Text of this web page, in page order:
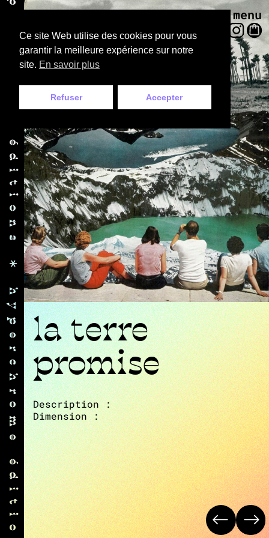
menu
la terre
promise
Description :
Dimension :
Ce site Web utilise des cookies pour vous
garantir la meilleure expérience sur notre
site. En savoir plus
Refuser Accepter